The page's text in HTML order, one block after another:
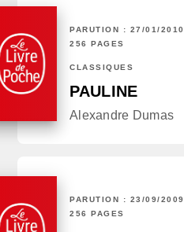
PARUTION : 27/01/2010
256 PAGES
CLASSIQUES
PAULINE
Alexandre Dumas
PARUTION : 23/09/2009
256 PAGES